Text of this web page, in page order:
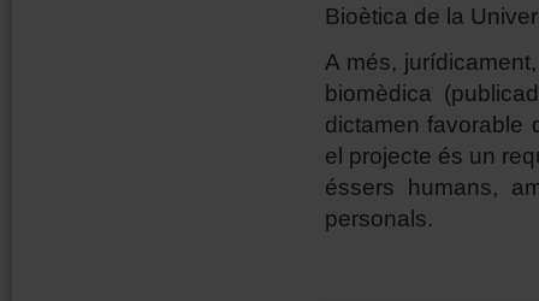
Bioètica de la
A més,
biomèdica
dictamen favorable
el projecte és un
éssers humans,
personals.